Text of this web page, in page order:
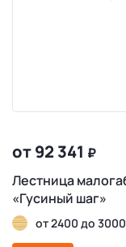
от 92 341 ₽
Лестница
«Гусиный шаг»
от 2400 до